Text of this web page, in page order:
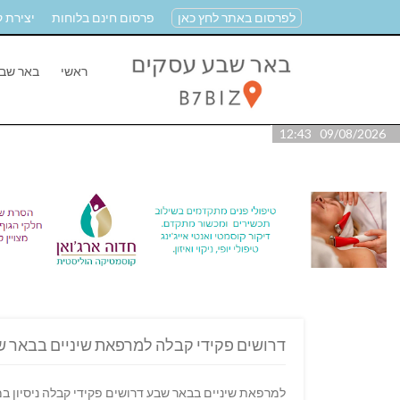
לפרסום באתר לחץ כאן פרסום חינם בלוחות
ראשי באר
09/08/2026 12:43
דרושים פקידי קבלה למרפאת שיניים בבאר